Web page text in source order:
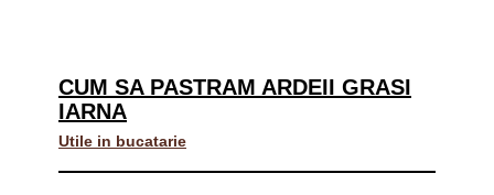
CUM SA PASTRAM ARDEII GRASI
IARNA
Utile in bucatarie